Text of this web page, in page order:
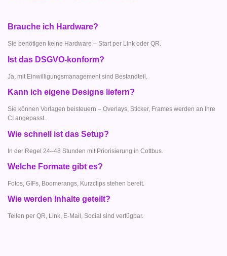
Brauche ich Hardware?
Sie benötigen keine Hardware – Start per Link oder QR.
Ist das DSGVO-konform?
Ja, mit Einwilligungsmanagement sind Bestandteil.
Kann ich eigene Designs liefern?
Sie können Vorlagen beisteuern – Overlays, Sticker, Frames werden an Ihre
CI angepasst.
Wie schnell ist das Setup?
In der Regel 24–48 Stunden mit Priorisierung in Cottbus.
Welche Formate gibt es?
Fotos, GIFs, Boomerangs, Kurzclips stehen bereit.
Wie werden Inhalte geteilt?
Teilen per QR, Link, E-Mail, Social sind verfügbar.